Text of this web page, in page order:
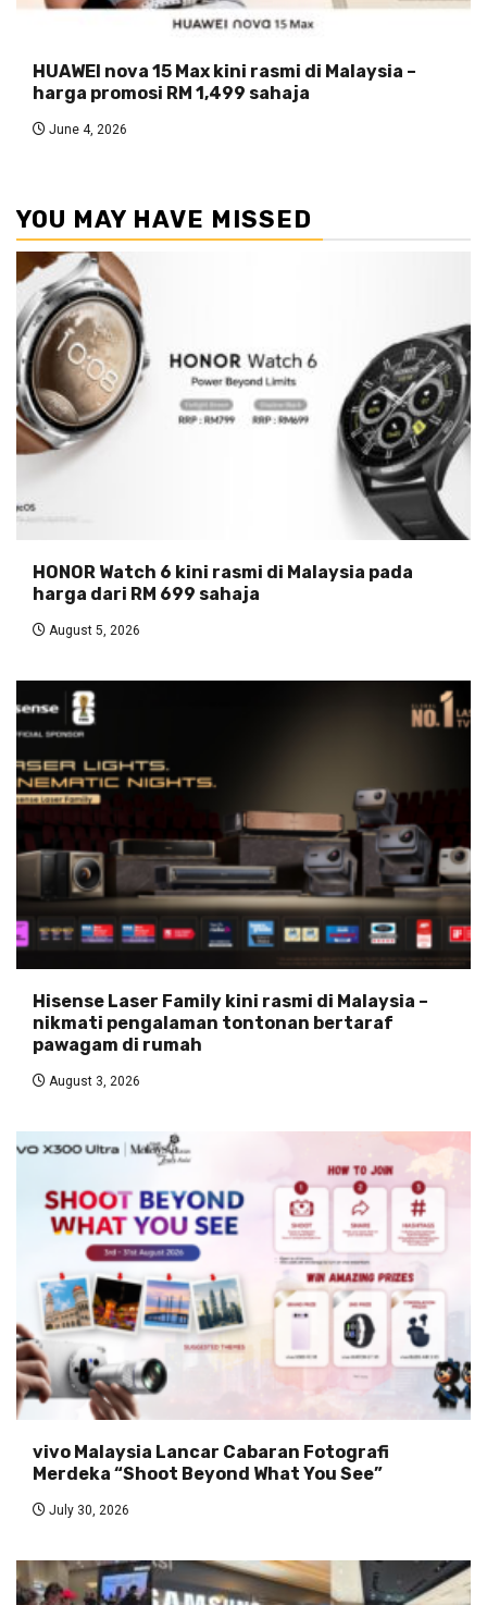
HUAWEI nova 15 Max kini rasmi di Malaysia –
harga promosi RM 1,499 sahaja
June 4, 2026
YOU MAY HAVE MISSED
HONOR Watch 6 kini rasmi di Malaysia pada
harga dari RM 699 sahaja
August 5, 2026
Hisense Laser Family kini rasmi di Malaysia –
nikmati pengalaman tontonan bertaraf
pawagam di rumah
August 3, 2026
vivo Malaysia Lancar Cabaran Fotografi
Merdeka “Shoot Beyond What You See”
July 30, 2026